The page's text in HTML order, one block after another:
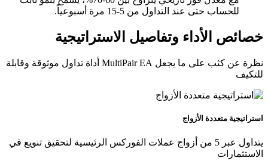
للحساب حتى عند التداول من 5-15 مرة أسبوعياً.
خصائص الأداء وتفاصيل الاستراتيجية
نظرة عن كثب على ما يجعل MultiPair EA أداة تداول موثوقة وقابلة
للتكيف
استراتيجية متعددة الأزواج
يتداول عبر 5 من أزواج عملات الفوركس الرئيسية لتحقيق تنويع في
الاستثمارات